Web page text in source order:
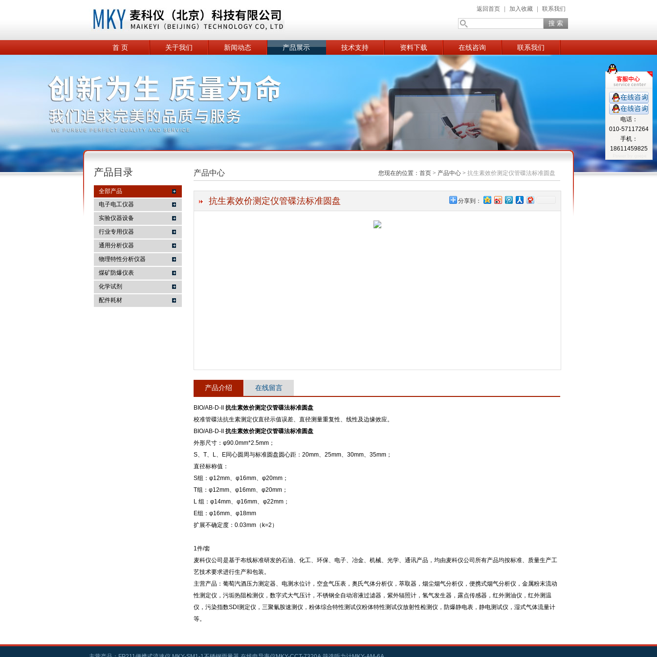
麦科仪（北京）科技有限公司
返回首页 加入收藏 联系我们
首 页 关于我们 新闻动态 产品展示 技术支持 资料下载 在线咨询 联系我们
产品目录
全部产品
电子电工仪器
实验仪器设备
行业专用仪器
通用分析仪器
物理特性分析仪器
煤矿防爆仪表
化学试剂
配件耗材
产品中心 您现在的位置： 首页 > 产品中心 > 抗生素效价测定仪管碟法标准圆盘
抗生素效价测定仪管碟法标准圆盘 分享到：
产品介绍 在线留言
BIO/AB-D-II 抗生素效价测定仪管碟法标准圆盘
校准管碟法抗生素测定仪直径示值误差、直径测量重复性、线性及边缘效应。
BIO/AB-D-II 抗生素效价测定仪管碟法标准圆盘
外形尺寸：φ90.0mm*2.5mm；
S、T、L、E同心圆周与标准圆盘圆心距：20mm、25mm、30mm、35mm；
直径标称值：
S组：φ12mm、φ16mm、φ20mm；
T组：φ12mm、φ16mm、φ20mm；
L 组：φ14mm、φ16mm、φ22mm；
E组：φ16mm、φ18mm
扩展不确定度：0.03mm（k=2）
1件/套
麦科仪公司是基于布线标准研发的石油、化工、环保、电子、冶金、机械、光学、通讯产品，均由麦科仪公司所有产品均按标准、质量生产工
艺技术要求进行生产和包装。
主营产品：葡萄汽酒压力测定器、电测水位计，空盒气压表，奥氏气体分析仪，萃取器，烟尘烟气分析仪，便携式烟气分析仪，金属粉末流动
性测定仪，污垢热阻检测仪，数字式大气压计，不锈钢全自动溶液过滤器，紫外辐照计，氢气发生器，露点传感器，红外测油仪，红外测温
仪，污染指数SDI测定仪，三聚氰胺速测仪，粉体综合特性测试仪粉体特性测试仪放射性检测仪，防爆静电表，静电测试仪，湿式气体流量计
等。
电话：
010-57117264
手机：
18611459825